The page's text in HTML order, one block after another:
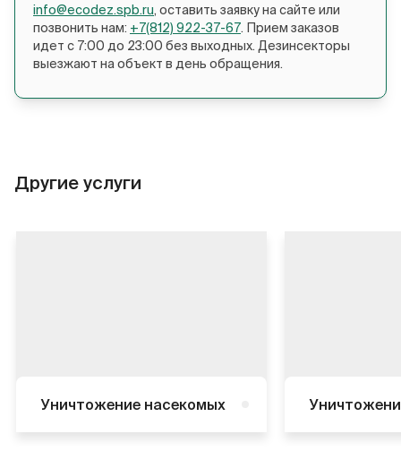
info@ecodez.spb.ru, оставить заявку на сайте или
позвонить нам: +7(812) 922-37-67. Прием заказов
идет с 7:00 до 23:00 без выходных. Дезинсекторы
выезжают на объект в день обращения.
Другие услуги
Уничтожение насекомых